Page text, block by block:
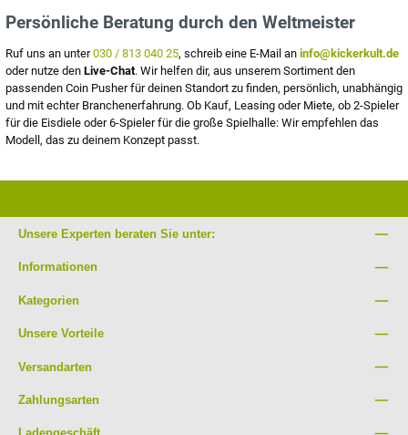
Persönliche Beratung durch den Weltmeister
Ruf uns an unter030 / 813 040 25, schreib eine E-Mail an info@kickerkult.de
oder nutze den Live-Chat. Wir helfen dir, aus unserem Sortiment den
passenden Coin Pusher für deinen Standort zu finden, persönlich, unabhängig
und mit echter Branchenerfahrung. Ob Kauf, Leasing oder Miete, ob 2-Spieler
für die Eisdiele oder 6-Spieler für die große Spielhalle: Wir empfehlen das
Modell, das zu deinem Konzept passt.
Unsere Experten beraten Sie unter:
Informationen
Kategorien
Unsere Vorteile
Versandarten
Zahlungsarten